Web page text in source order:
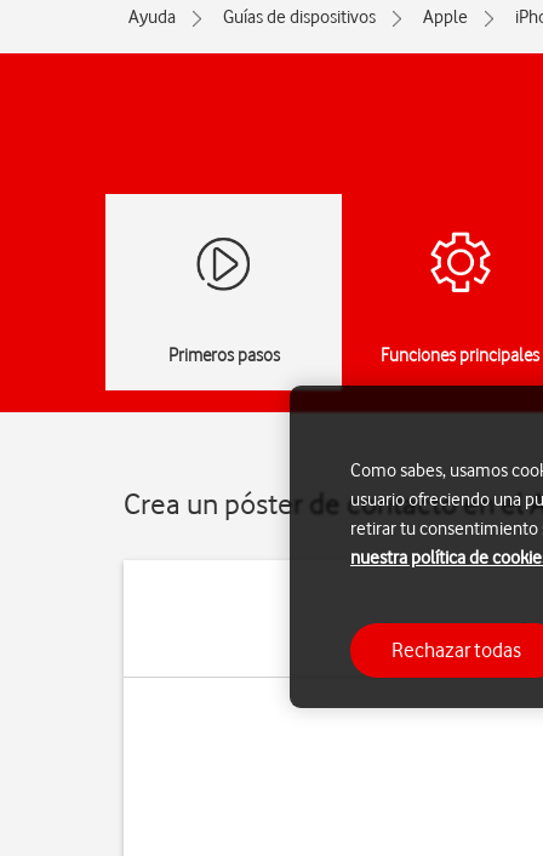
Ayuda Guías de dispositivos Apple
Primeros pasos Funciones principales
Crea un póster de contacto en el
Puedes crear un
cuando
Como sabes, usamos
usuario ofreciendo una
retirar tu consentimiento
nuestra política de
Rechazar todas